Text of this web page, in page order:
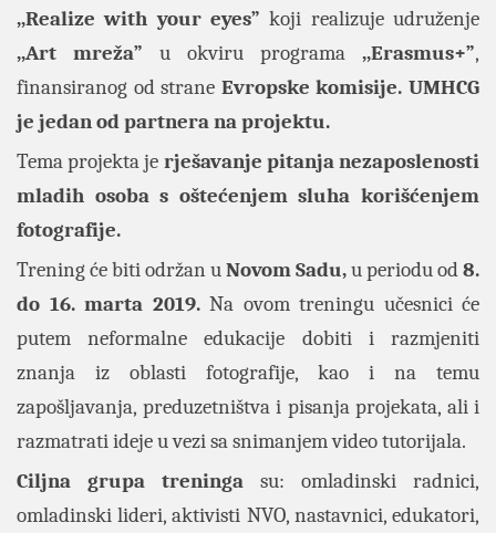
,,Realize with your eyes”koji realizuje udruženje
,,Art mreža” u okviru programa ,,Erasmus+”,
finansiranog od strane Evropske komisije. UMHCG
je jedan od partnera na projektu.
Tema projekta je rješavanje pitanja nezaposlenosti
mladih osoba s oštećenjem sluha korišćenjem
fotografije.
Trening će biti održan uNovom Sadu,u periodu od8.
do 16. marta 2019. Na ovom treningu učesnici će
putem neformalne edukacije dobiti i razmjeniti
znanja iz oblasti fotografije, kao i na temu
zapošljavanja, preduzetništva i pisanja projekata, ali i
razmatrati ideje u vezi sa snimanjem video tutorijala.
Ciljna grupa treninga su:
omladinski radnici,
omladinski lideri, aktivisti NVO, nastavnici, edukatori,